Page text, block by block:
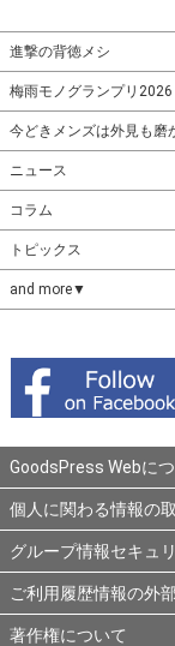
進撃の背徳メシ
梅雨モノグランプリ2026
今どきメンズは外見も磨
ニュース
コラム
トピックス
and more▼
GoodsPress Webに
個人に関わる情報の
グループ情報セキュ
ご利用履歴情報の外
著作権について